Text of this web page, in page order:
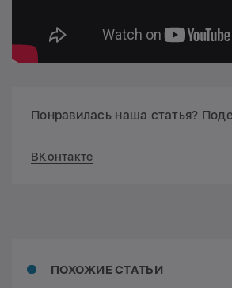
Понравилась наша статья?
ВКонтакте
ПОХОЖИЕ СТАТЬИ